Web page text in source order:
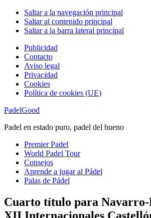
Saltar a la navegación principal
Saltar al contenido principal
Saltar a la barra lateral principal
Publicidad
Contacto
Aviso legal
Privacidad
Cookies
Política de cookies (UE)
PadelGood
Padel en estado puro, padel del bueno
Premier Padel
World Padel Tour
Consejos
Aprende a jugar al Pádel
Palas de Pádel
Cuarto título para Navarro-